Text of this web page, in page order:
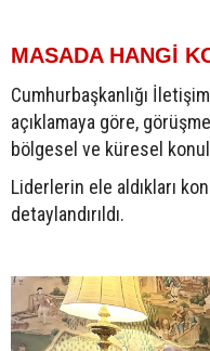
MASADA HANGİ
Cumhurbaşkanlığı
açıklamaya göre,
bölgesel ve küresel
Liderlerin ele aldıkları
detaylandırıldı.